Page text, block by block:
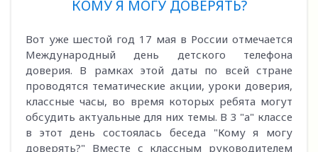
КОМУ Я МОГУ ДОВЕРЯТЬ?
Вот уже шестой год 17 мая в России отмечается
Международный день детского телефона
доверия. В рамках этой даты по всей стране
проводятся тематические акции, уроки доверия,
классные часы, во время которых ребята могут
обсудить актуальные для них темы. В 3 "а" классе
в этот день состоялась беседа "Кому я могу
доверять?" Вместе с классным руководителем